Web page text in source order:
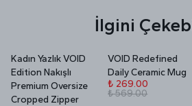
İlgini
Kadın Yazlık VOID
Edition Nakışlı
Premium Oversize
Cropped Zipper
VOID Redefined
Daily Ceramic Mug
₺ 269.00
₺ 569.00